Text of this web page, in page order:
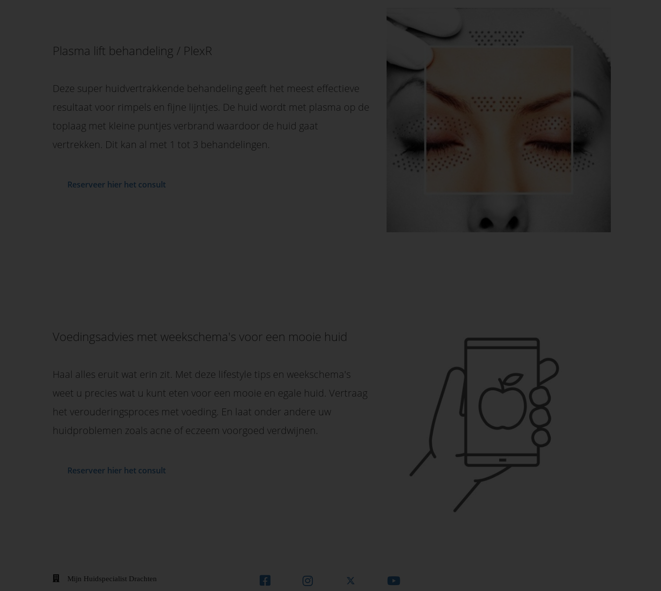
Plasma lift behandeling / PlexR
Deze super huidvertrakkende behandeling geeft het meest effectieve
resultaat voor rimpels en fijne lijntjes. De huid wordt met plasma op de
toplaag met kleine puntjes verbrand waardoor de huid gaat
vertrekken. Dit kan al met 1 tot 3 behandelingen.
Reserveer hier het consult
Voedingsadvies met weekschema's voor een mooie huid
Haal alles eruit wat erin zit. Met deze lifestyle tips en weekschema's
weet u precies wat u kunt eten voor een mooie en egale huid. Vertraag
het verouderingsproces met voeding. En laat onder andere uw
huidproblemen zoals acne of eczeem voorgoed verdwijnen.
Reserveer hier het consult
Mijn Huidspecialist Drachten